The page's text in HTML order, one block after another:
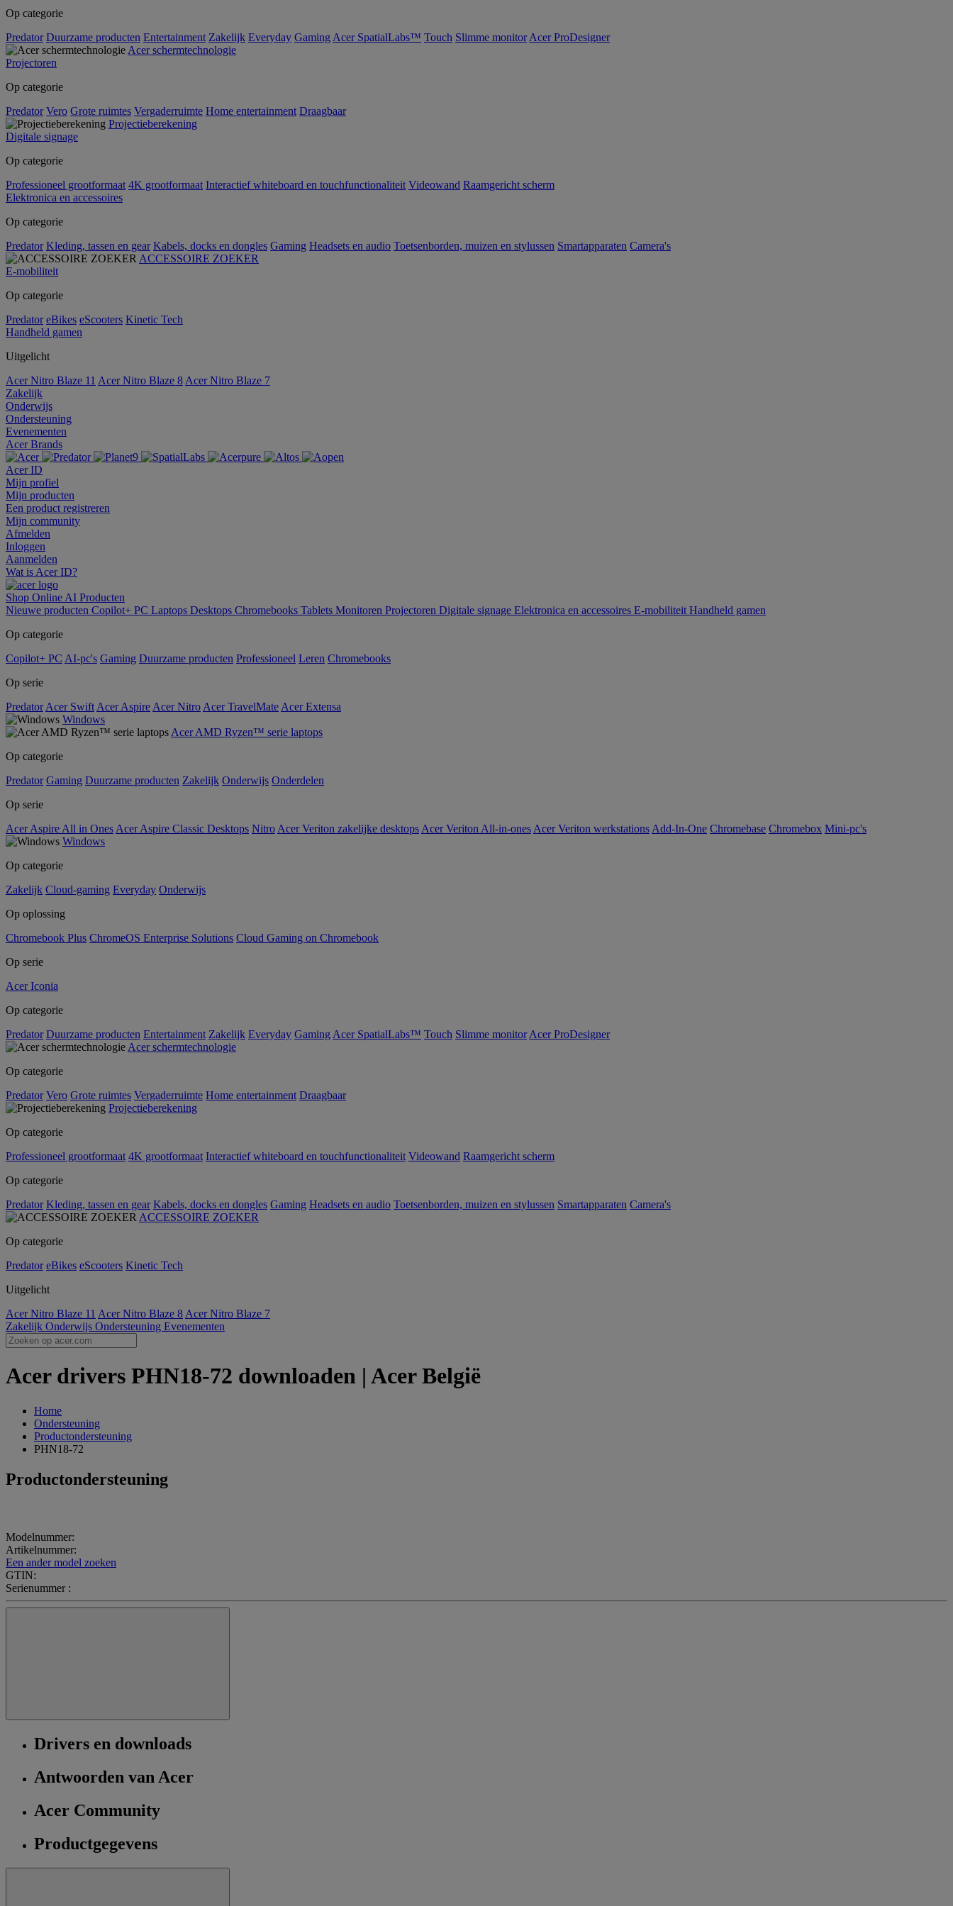
Op categorie
Predator Duurzame producten Entertainment Zakelijk Everyday Gaming Acer SpatialLabs™ Touch Slimme monitor Acer ProDesigner
Acer schermtechnologie
Projectoren
Op categorie
Predator Vero Grote ruimtes Vergaderruimte Home entertainment Draagbaar
Projectieberekening
Digitale signage
Op categorie
Professioneel grootformaat 4K grootformaat Interactief whiteboard en touchfunctionaliteit Videowand Raamgericht scherm
Elektronica en accessoires
Op categorie
Predator Kleding, tassen en gear Kabels, docks en dongles Gaming Headsets en audio Toetsenborden, muizen en stylussen Smartapparaten Camera's
ACCESSOIRE ZOEKER
E-mobiliteit
Op categorie
Predator eBikes eScooters Kinetic Tech
Handheld gamen
Uitgelicht
Acer Nitro Blaze 11 Acer Nitro Blaze 8 Acer Nitro Blaze 7
Zakelijk
Onderwijs
Ondersteuning
Evenementen
Acer Brands
Acer ID
Mijn profiel
Mijn producten
Een product registreren
Mijn community
Afmelden
Inloggen
Aanmelden
Wat is Acer ID?
Shop Online AI Producten
Nieuwe producten Copilot+ PC Laptops Desktops Chromebooks Tablets Monitoren Projectoren Digitale signage Elektronica en accessoires E-mobiliteit Handheld gamen
Op categorie
Copilot+ PC AI-pc's Gaming Duurzame producten Professioneel Leren Chromebooks
Op serie
Predator Acer Swift Acer Aspire Acer Nitro Acer TravelMate Acer Extensa
Windows
Acer AMD Ryzen™ serie laptops
Op categorie
Predator Gaming Duurzame producten Zakelijk Onderwijs Onderdelen
Op serie
Acer Aspire All in Ones Acer Aspire Classic Desktops Nitro Acer Veriton zakelijke desktops Acer Veriton All-in-ones Acer Veriton werkstations Add-In-One Chromebase Chromebox Mini-pc's
Windows
Op categorie
Zakelijk Cloud-gaming Everyday Onderwijs
Op oplossing
Chromebook Plus ChromeOS Enterprise Solutions Cloud Gaming on Chromebook
Op serie
Acer Iconia
Op categorie
Predator Duurzame producten Entertainment Zakelijk Everyday Gaming Acer SpatialLabs™ Touch Slimme monitor Acer ProDesigner
Acer schermtechnologie
Op categorie
Predator Vero Grote ruimtes Vergaderruimte Home entertainment Draagbaar
Projectieberekening
Op categorie
Professioneel grootformaat 4K grootformaat Interactief whiteboard en touchfunctionaliteit Videowand Raamgericht scherm
Op categorie
Predator Kleding, tassen en gear Kabels, docks en dongles Gaming Headsets en audio Toetsenborden, muizen en stylussen Smartapparaten Camera's
ACCESSOIRE ZOEKER
Op categorie
Predator eBikes eScooters Kinetic Tech
Uitgelicht
Acer Nitro Blaze 11 Acer Nitro Blaze 8 Acer Nitro Blaze 7
Zakelijk Onderwijs Ondersteuning Evenementen
Acer drivers PHN18-72 downloaden | Acer België
Home
Ondersteuning
Productondersteuning
PHN18-72
Productondersteuning
Modelnummer:
Artikelnummer:
Een ander model zoeken
GTIN:
Serienummer :
Drivers en downloads
Antwoorden van Acer
Acer Community
Productgegevens